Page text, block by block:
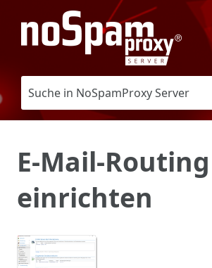
Zu Hauptinhalt springen
E-Mail-Routing
einrichten